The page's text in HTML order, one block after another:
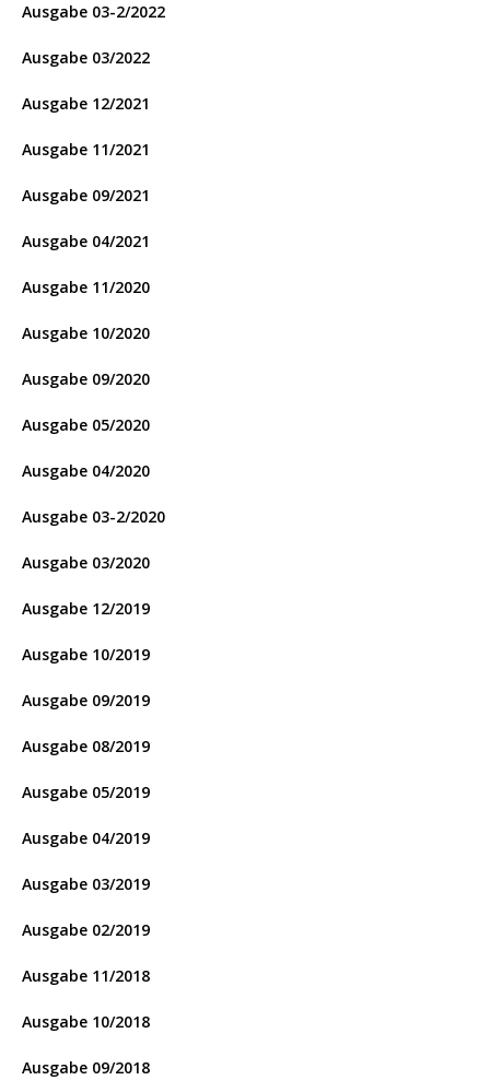
Ausgabe 03-2/2022
Ausgabe 03/2022
Ausgabe 12/2021
Ausgabe 11/2021
Ausgabe 09/2021
Ausgabe 04/2021
Ausgabe 11/2020
Ausgabe 10/2020
Ausgabe 09/2020
Ausgabe 05/2020
Ausgabe 04/2020
Ausgabe 03-2/2020
Ausgabe 03/2020
Ausgabe 12/2019
Ausgabe 10/2019
Ausgabe 09/2019
Ausgabe 08/2019
Ausgabe 05/2019
Ausgabe 04/2019
Ausgabe 03/2019
Ausgabe 02/2019
Ausgabe 11/2018
Ausgabe 10/2018
Ausgabe 09/2018